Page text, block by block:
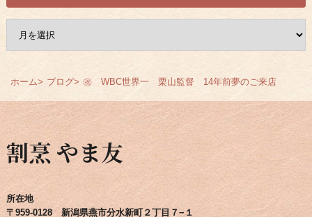
ホーム ブログ ㊗ WBC世界一 栗山監督 14年前夢のご来店
イ
割烹 やま友
所在地
〒959-0128 新潟県燕市分水新町２丁目７−１